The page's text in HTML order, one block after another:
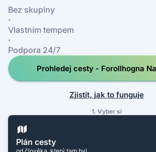
Bez skupiny
·
Vlastním tempem
·
Podpora 24/7
Prohledej cesty - Forollhogna
Zjistit, jak to funguje
1. Vyber si
Plán cesty